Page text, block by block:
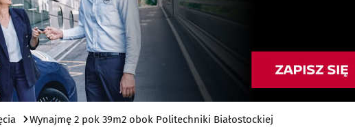
Wynajmę 2 pok 39m2 obok Politechniki Białostockiej